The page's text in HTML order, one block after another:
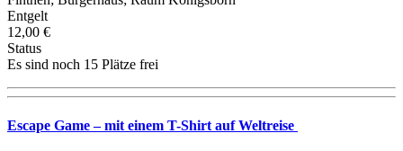
Entgelt
12,00 €
Status
Es sind noch 15 Plätze frei
Escape Game – mit einem T-Shirt auf Weltreise